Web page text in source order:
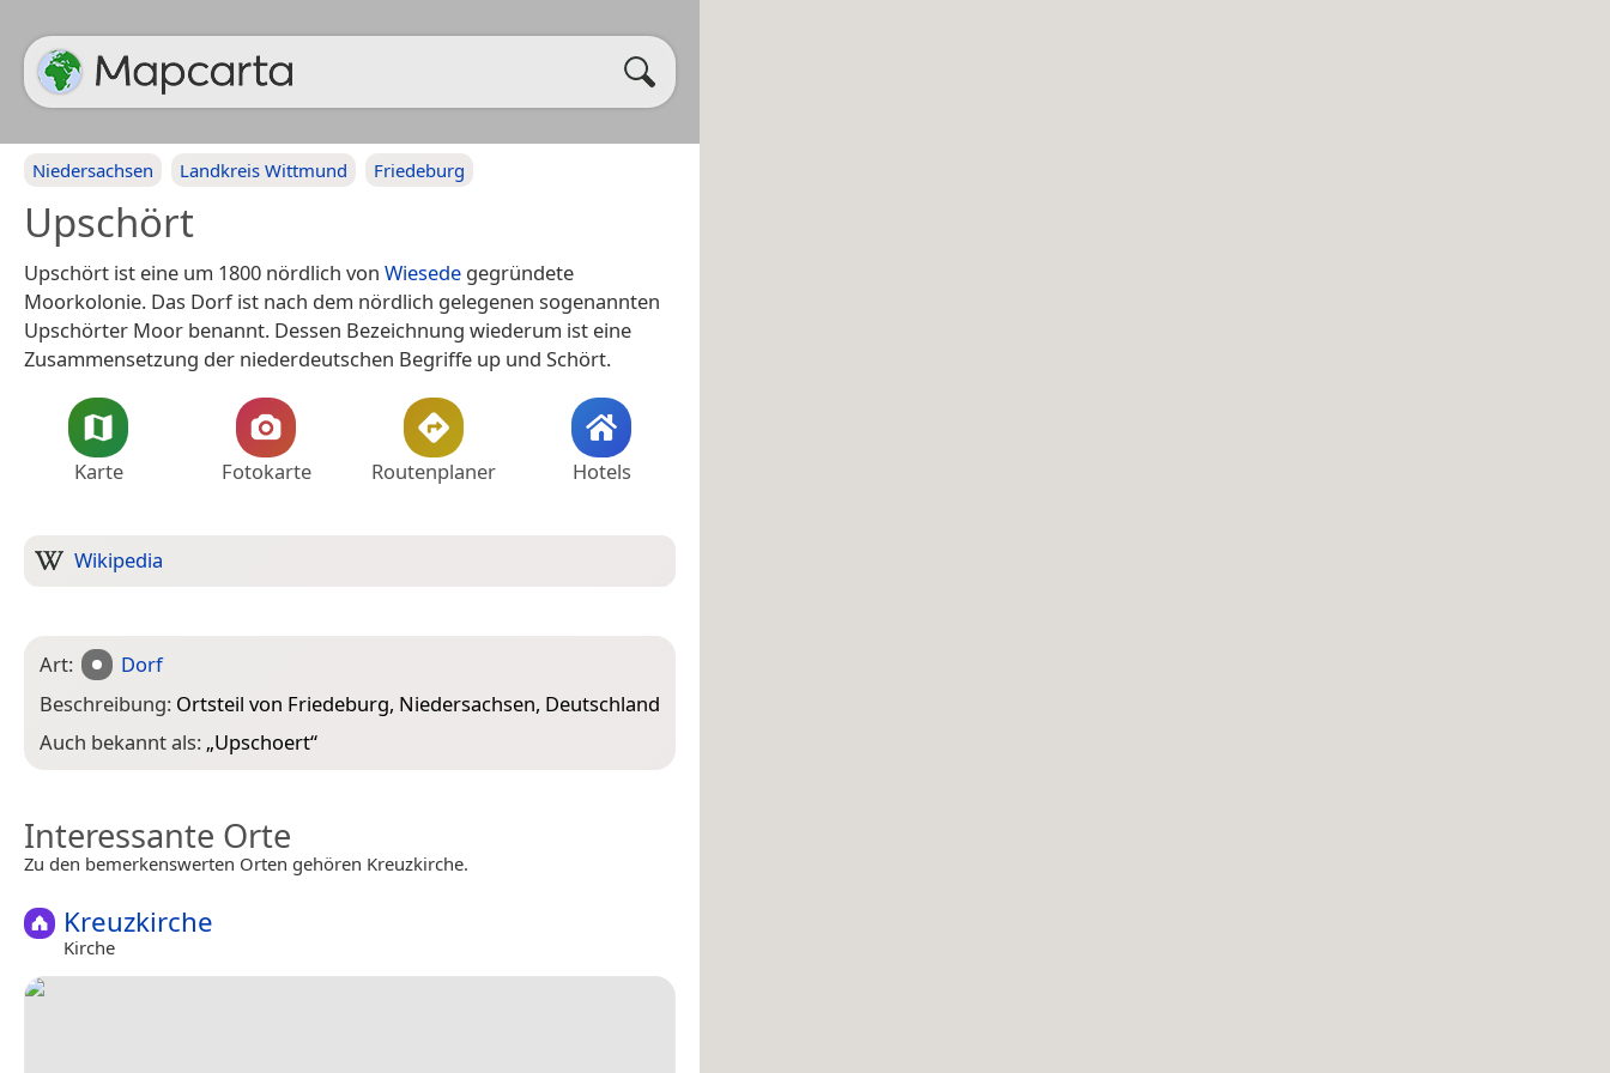
Niedersachsen Landkreis Wittmund Friedeburg
Upschört
Upschört ist eine um 1800 nördlich von Wiesede gegründete
Moorkolonie. Das Dorf ist nach dem nördlich gelegenen sogenannten
Upschörter Moor benannt. Dessen Bezeichnung wiederum ist eine
Zusammensetzung der niederdeutschen Begriffe up und Schört.
Karte Fotokarte Routenplaner Hotels
Wikipedia
Art:
Dorf
Beschreibung: Ortsteil von Friedeburg, Niedersachsen, Deutschland
Auch bekannt als: „Upschoert“
Interessante Orte
Zu den bemerkenswerten Orten gehören Kreuzkirche.
Kreuzkirche
Kirche